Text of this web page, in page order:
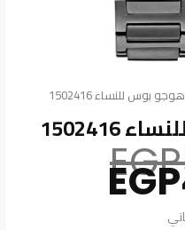
بوس للنساء 1502416
EGPالسعر
الأصلي
هو:EGP